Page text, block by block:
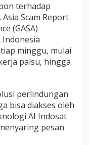
terhadap
Scam Report
(GASA)
Indonesia
minggu, mulai
palsu, hingga
perlindungan
bisa diakses oleh
AI Indosat
pesan